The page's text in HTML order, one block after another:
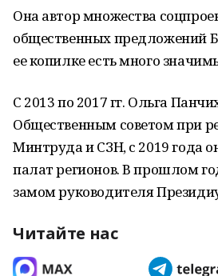
Она автор множества
общественных предложений
ее копилке есть много
С 2013 по 2017 гг. Ольга
Общественным советом при
Минтруда и СЗН, с 2019 года
палат регионов. В прошлом
замом руководителя
Читайте нас